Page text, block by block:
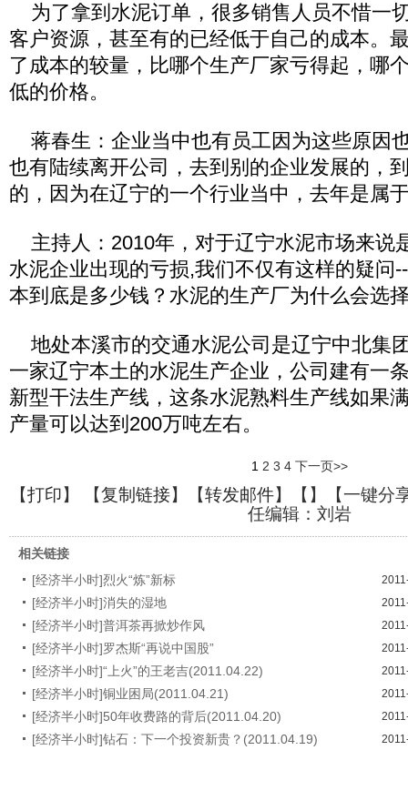
为了拿到水泥订单，很多销售人员不惜一
客户资源，甚至有的已经低于自己的成本。
了成本的较量，比哪个生产厂家亏得起，哪
低的价格。
蒋春生：企业当中也有员工因为这些原因
也有陆续离开公司，去到别的企业发展的，
的，因为在辽宁的一个行业当中，去年是属
主持人：2010年，对于辽宁水泥市场来说
水泥企业出现的亏损,我们不仅有这样的疑问
本到底是多少钱？水泥的生产厂为什么会选
地处本溪市的交通水泥公司是辽宁中北集
一家辽宁本土的水泥生产企业，公司建有一
新型干法生产线，这条水泥熟料生产线如果
产量可以达到200万吨左右。
1 2 3 4 下一页>>
【打印】 【复制链接】【转发邮件】【 】
【一键分
任编辑：刘岩
相关链接
[经济半小时]烈火“炼”新标
[经济半小时]消失的湿地
[经济半小时]普洱茶再掀炒作风
[经济半小时]罗杰斯“再说中国股”
[经济半小时]“上火”的王老吉(2011.04.22)
[经济半小时]铜业困局(2011.04.21)
[经济半小时]50年收费路的背后(2011.04.20)
[经济半小时]钻石：下一个投资新贵？(2011.04.19)